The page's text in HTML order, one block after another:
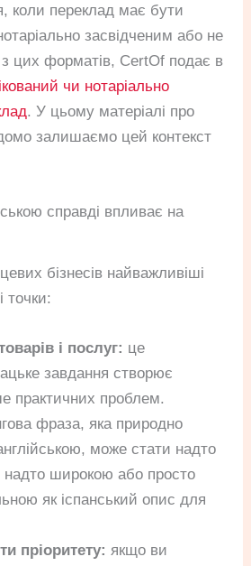
коли переклад має бути
засвідченим або не
цих форматів, CertOf подає в
чи нотаріально
. У цьому матеріалі про
залишаємо цей контекст
справді впливає на
бізнесів найважливіші
точки:
і послуг: це
завдання створює
практичних проблем.
фраза, яка природно
може стати надто
надто широкою або просто
як іспанський опис для
пріоритету: якщо ви